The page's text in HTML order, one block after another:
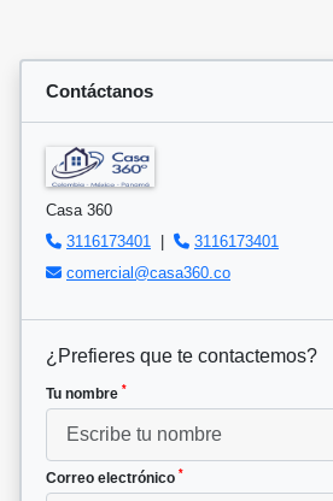
Contáctanos
Casa 360
3116173401
|
3116173401
comercial@casa360.co
¿Prefieres que te contactemos?
Tu nombre *
Correo electrónico *